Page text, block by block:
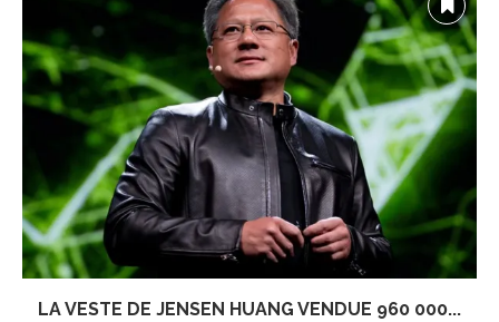
LA VESTE DE JENSEN HUANG VENDUE 960 000...